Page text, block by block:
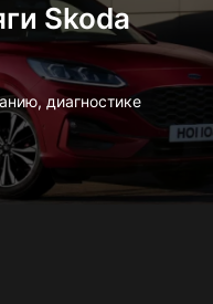
Skoda
диагностике